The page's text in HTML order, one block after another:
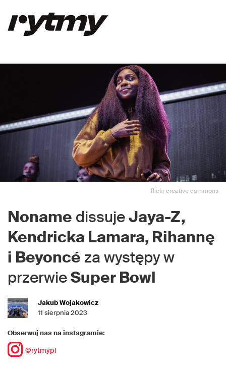
flickr creative commons
Noname dissujeJaya-Z,
Kendricka Lamara, Rihannę
i Beyoncé za występy w
przerwieSuper Bowl
Jakub Wojakowicz
11 sierpnia 2023
Obserwuj nas na instagramie:
@rytmypl